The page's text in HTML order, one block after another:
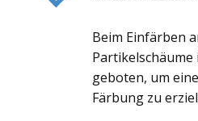
Beim Einfärben
geboten, um
Färbung zu